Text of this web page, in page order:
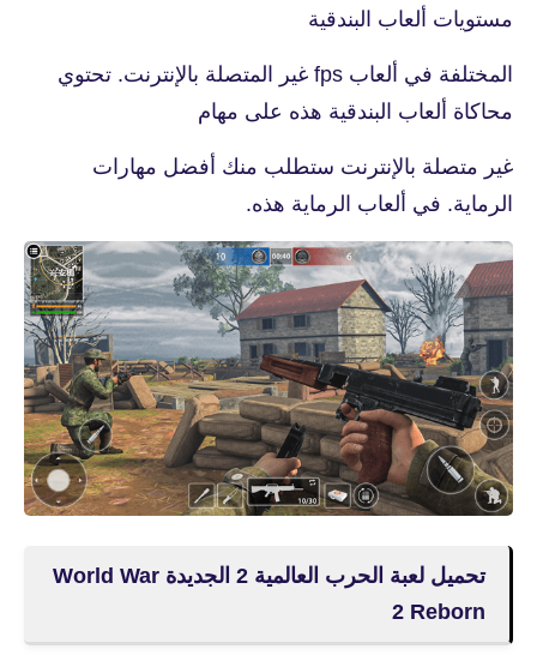
مستويات ألعاب البندقية
المختلفة في ألعاب fps غير المتصلة بالإنترنت. تحتوي
محاكاة ألعاب البندقية هذه على مهام
غير متصلة بالإنترنت ستطلب منك أفضل مهارات
الرماية. في ألعاب الرماية هذه.
تحميل لعبة الحرب العالمية 2 الجديدة World War
2 Reborn